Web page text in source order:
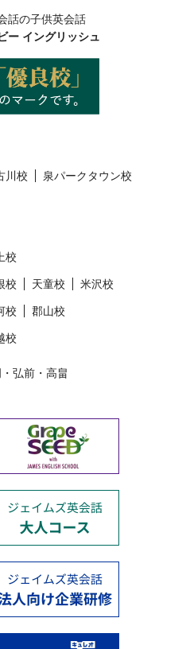
話の子供英会話
ー イングリッシュ
川校 泉パークタウン校
校
校 天童校 米沢校
校 郡山校
校
弘前 高畠